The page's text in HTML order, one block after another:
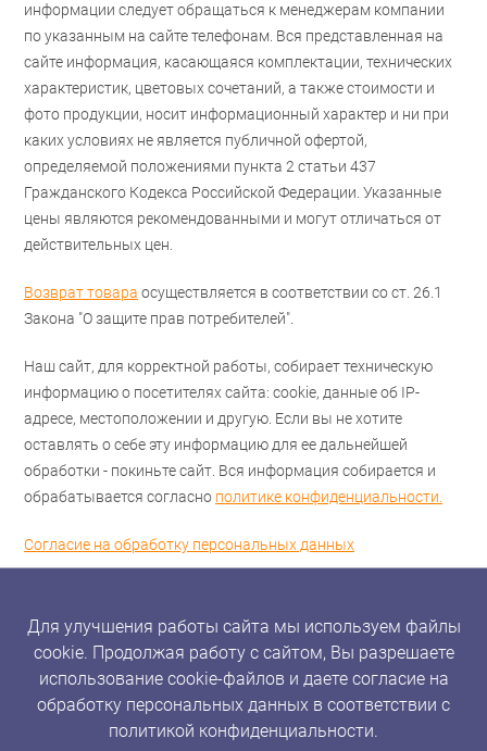
информации следует обращаться к менеджерам компании
по указанным на сайте телефонам. Вся представленная на
сайте информация, касающаяся комплектации, технических
характеристик, цветовых сочетаний, а также стоимости и
фото продукции, носит информационный характер и ни при
каких условиях не является публичной офертой,
определяемой положениями пункта 2 статьи 437
Гражданского Кодекса Российской Федерации. Указанные
цены являются рекомендованными и могут отличаться от
действительных цен.
Возврат товара осуществляется в соответствии со ст. 26.1
Закона "О защите прав потребителей".
Наш сайт, для корректной работы, собирает техническую
информацию о посетителях сайта: cookie, данные об IP-
адресе, местоположении и другую. Если вы не хотите
оставлять о себе эту информацию для ее дальнейшей
обработки - покиньте сайт. Вся информация собирается и
обрабатывается согласно политике конфиденциальности.
Согласие на обработку персональных данных
Для улучшения работы сайта мы используем файлы
cookie. Продолжая работу с сайтом, Вы разрешаете
использование cookie-файлов и даете согласие на
обработку персональных данных в соответствии с
политикой конфиденциальности.